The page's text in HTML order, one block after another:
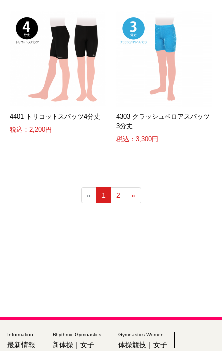
4401 トリコットスパッツ4分丈
税込：2,200円
4303 クラッシュベロアスパッツ
3分丈
税込：3,300円
« 1 2 »
Information
最新情報
Rhythmic Gymnastics
新体操｜女子
Gymnastics Women
体操競技｜女子